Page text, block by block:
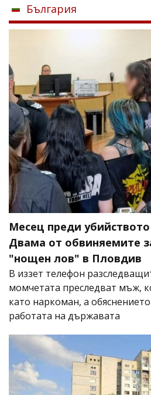
България
Месец преди
Двама от обвиняемите
"нощен лов" в Пловдив
В иззет телефон
момчетата преследват мъж,
като наркоман, а
работата на държавата